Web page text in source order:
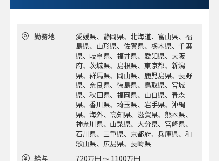
勤務地
愛媛県、静岡県、北海道、富山県、福
島県、山形県、佐賀県、栃木県、千葉
県、岐阜県、福井県、愛知県、大阪
府、茨城県、島根県、東京都、新潟
県、群馬県、岡山県、鹿児島県、長野
県、奈良県、徳島県、鳥取県、宮城
県、秋田県、福岡県、山口県、青森
県、香川県、埼玉県、岩手県、沖縄
県、海外、高知県、滋賀県、熊本県、
神奈川県、山梨県、大分県、宮崎県、
石川県、三重県、京都府、兵庫県、和
歌山県、広島県、長崎県
給与
720万円 ～ 1100万円